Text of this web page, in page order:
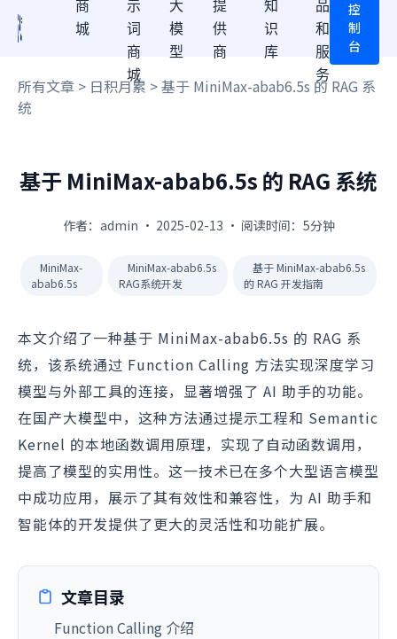
商
城
示
词
商
城
大
模
型
提
供
商
知
识
库
品
和
服
务
控
制
台
所有文章 > 日积月累 > 基于 MiniMax-abab6.5s 的 RAG 系
统
基于 MiniMax-abab6.5s 的 RAG 系统
作者：admin · 2025-02-13 · 阅读时间：5分钟
MiniMax-
abab6.5s
MiniMax-abab6.5s
RAG系统开发
基于 MiniMax-abab6.5s
的 RAG 开发指南
本文介绍了一种基于 MiniMax-abab6.5s 的 RAG 系
统，该系统通过 Function Calling 方法实现深度学习
模型与外部工具的连接，显著增强了 AI 助手的功能。
在国产大模型中，这种方法通过提示工程和 Semantic
Kernel 的本地函数调用原理，实现了自动函数调用，
提高了模型的实用性。这一技术已在多个大型语言模型
中成功应用，展示了其有效性和兼容性，为 AI 助手和
智能体的开发提供了更大的灵活性和功能扩展。
文章目录
Function Calling 介绍